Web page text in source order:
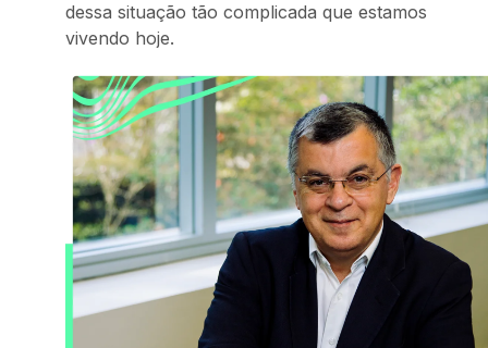
dessa situação tão complicada que estamos
vivendo hoje.